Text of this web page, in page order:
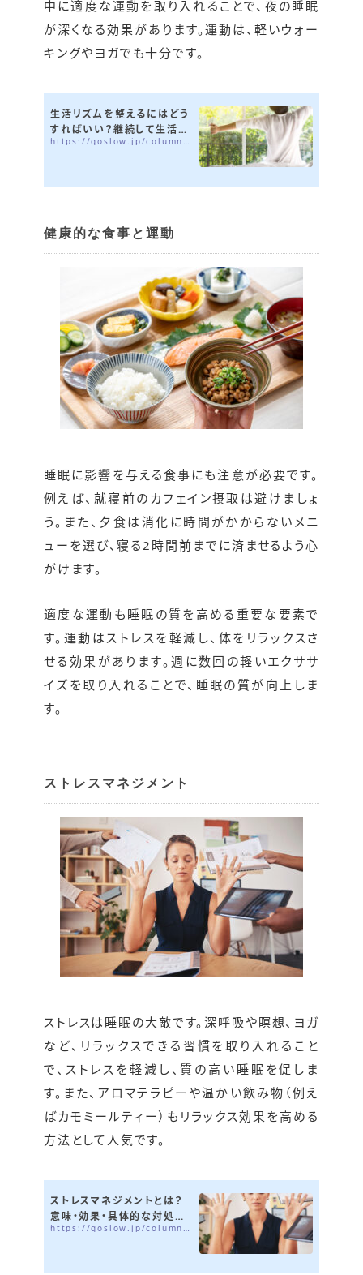
中に適度な運動を取り入れることで、夜の睡眠
が深くなる効果があります。運動は、軽いウォー
キングやヨガでも十分です。
生活リズムを整えるにはどう
すればいい？継続して生活リ
ズムを整える方法をご紹介
健康的な食事と運動
睡眠に影響を与える食事にも注意が必要です。
例えば、就寝前のカフェイン摂取は避けましょ
う。また、夕食は消化に時間がかからないメニ
ューを選び、寝る2時間前までに済ませるよう心
がけます。
適度な運動も睡眠の質を高める重要な要素で
す。運動はストレスを軽減し、体をリラックスさ
せる効果があります。週に数回の軽いエクササ
イズを取り入れることで、睡眠の質が向上しま
す。
ストレスマネジメント
ストレスは睡眠の大敵です。深呼吸や瞑想、ヨガ
など、リラックスできる習慣を取り入れること
で、ストレスを軽減し、質の高い睡眠を促しま
す。また、アロマテラピーや温かい飲み物（例え
ばカモミールティー）もリラックス効果を高める
方法として人気です。
ストレスマネジメントとは？
意味・効果・具体的な対処法
をわかりやすく解説